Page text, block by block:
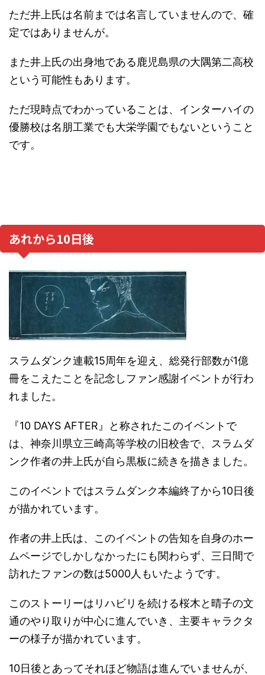
ただ井上氏は名前までは名言していませんので、確
定ではありませんが。
また井上氏の出身地である鹿児島県の大隅第二高校
という可能性もあります。
ただ現時点でわかっていることは、インターハイの
優勝校は名朋工業でも大栄学園でもないということ
です。
あれから10日後
スラムダンク連載15周年を迎え、総発行部数が1億
冊をこえたことを記念しファン感謝イベントが行わ
れました。
『10 DAYS AFTER』と称されたこのイベントで
は、神奈川県立三崎高等学校の旧校舎で、スラムダ
ンク作者の井上氏が自ら黒板に続きを描きました。
このイベントではスラムダンク本編終了から10日後
が描かれています。
作者の井上氏は、このイベントの告知を自身のホー
ムページでしかしなかったにも関わらず、三日間で
訪れたファンの数は5000人もいたようです。
このストーリーはリハビリを続ける桜木と晴子の文
通のやり取りが中心に進んでいき、主要キャラクタ
ーの様子が描かれています。
10日後とあってそれほど物語は進んでいませんが、